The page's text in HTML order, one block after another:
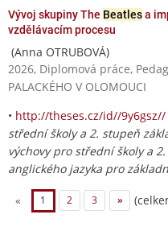
Vývoj skupiny The Beatlesa
vzdělávacím procesu
(Anna OTRUBOVÁ)
2026, Diplomová práce,
PALACKÉHO V OLOMOUCI
• http://theses.cz/id//9y6gsz//
střední školy a 2. stupeň
výchovy pro střední školy a
anglického jazyka pro
« 1 2 3 »